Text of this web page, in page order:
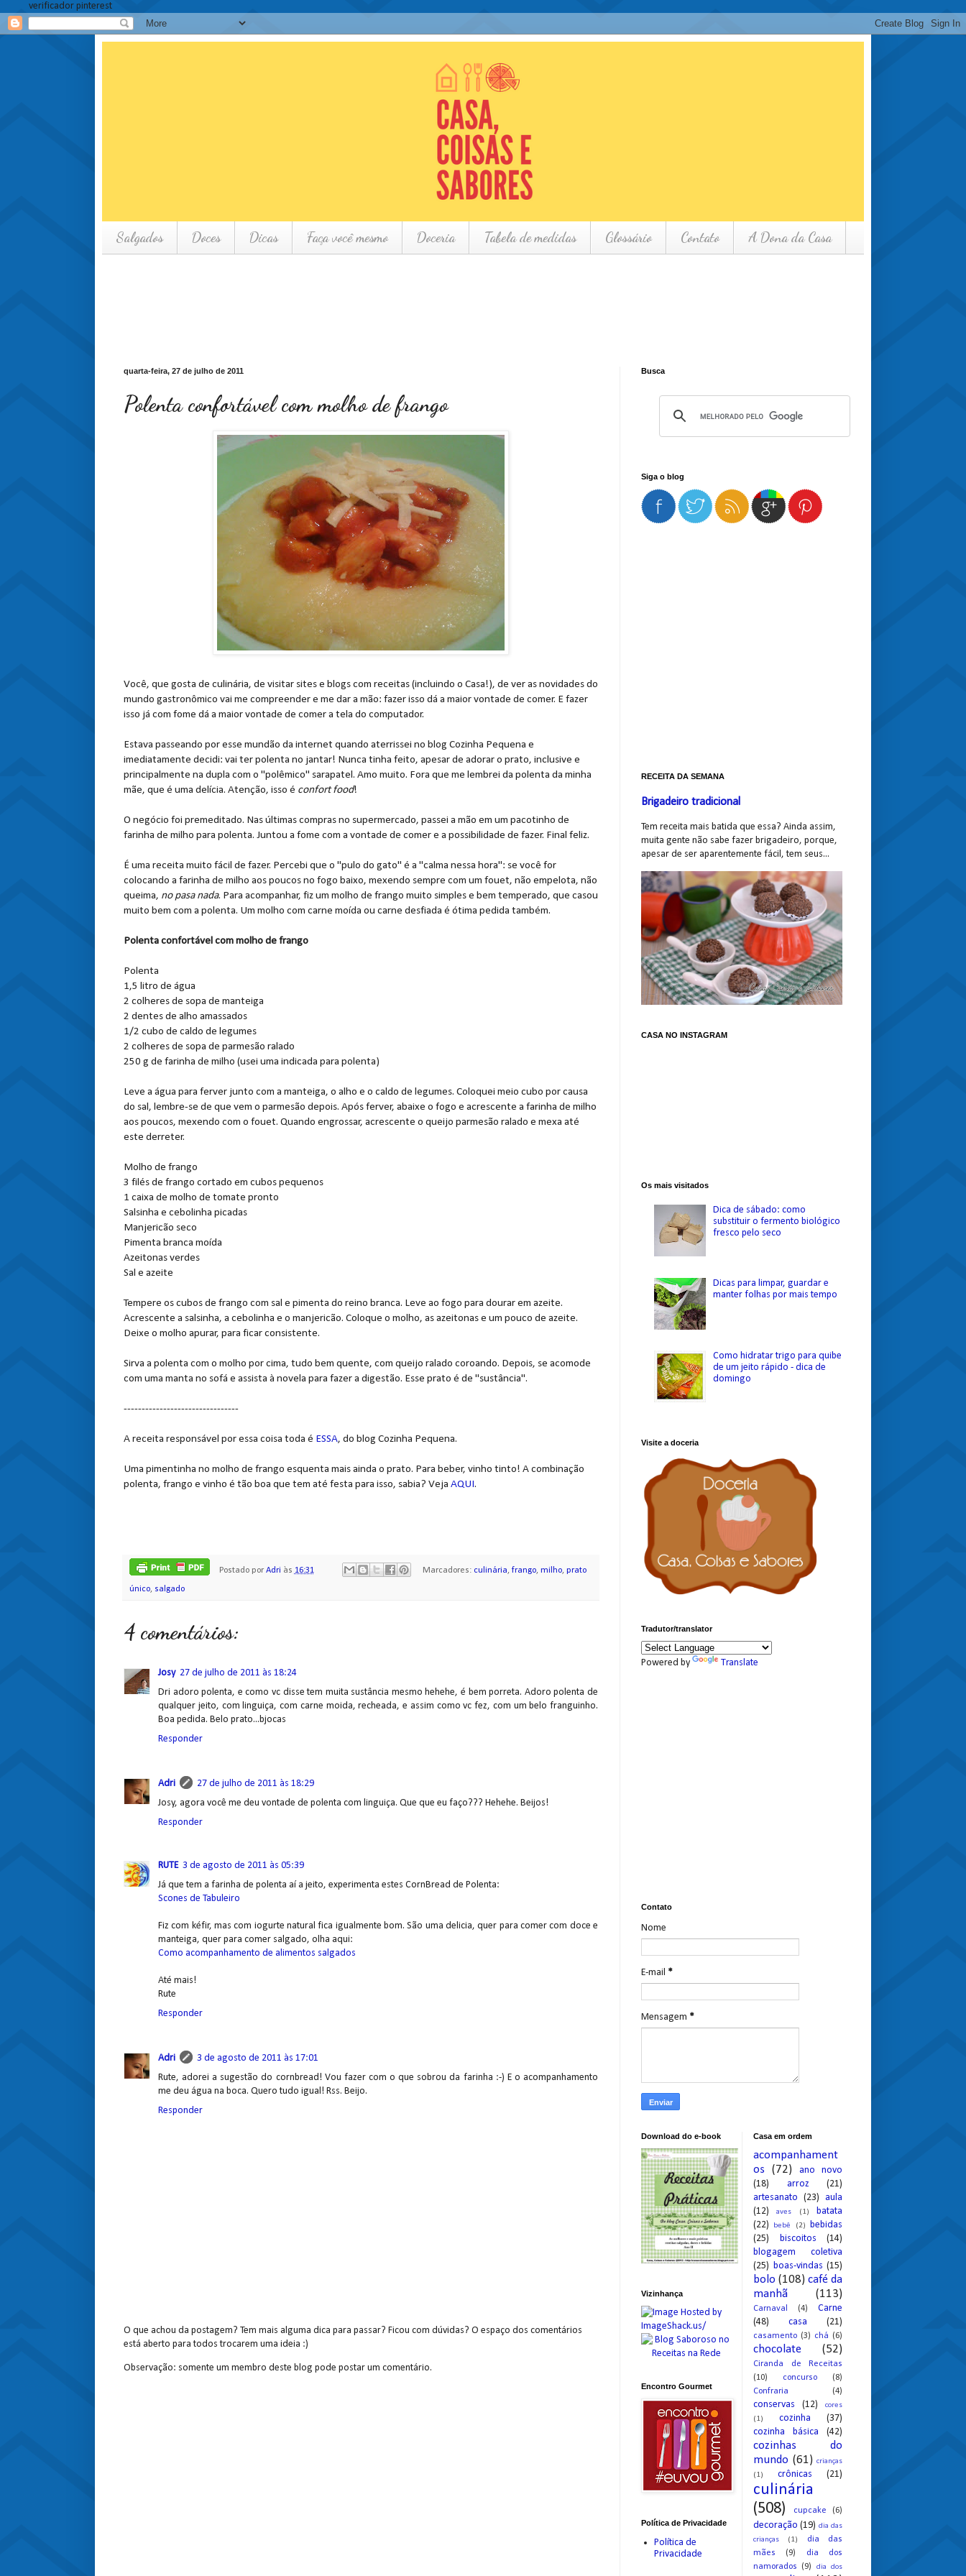
verificador pinterest
Salgados Doces Dicas Faça você mesmo Doceria Tabela de medidas Glossário Contato A Dona da Casa
quarta-feira, 27 de julho de 2011
Polenta confortável com molho de frango
Você, que gosta de culinária, de visitar sites e blogs com receitas (incluindo o Casa!), de ver as novidades do
mundo gastronômico vai me compreender e me dar a mão: fazer isso dá a maior vontade de comer. E fazer
isso já com fome dá a maior vontade de comer a tela do computador.
Estava passeando por esse mundão da internet quando aterrissei no blog Cozinha Pequena e
imediatamente decidi: vai ter polenta no jantar! Nunca tinha feito, apesar de adorar o prato, inclusive e
principalmente na dupla com o "polêmico" sarapatel. Amo muito. Fora que me lembrei da polenta da minha
mãe, que é uma delícia. Atenção, isso é confort food!
O negócio foi premeditado. Nas últimas compras no supermercado, passei a mão em um pacotinho de
farinha de milho para polenta. Juntou a fome com a vontade de comer e a possibilidade de fazer. Final feliz.
É uma receita muito fácil de fazer. Percebi que o "pulo do gato" é a "calma nessa hora": se você for
colocando a farinha de milho aos poucos no fogo baixo, mexendo sempre com um fouet, não empelota, não
queima, no pasa nada. Para acompanhar, fiz um molho de frango muito simples e bem temperado, que casou
muito bem com a polenta. Um molho com carne moída ou carne desfiada é ótima pedida também.
Polenta confortável com molho de frango
Polenta
1,5 litro de água
2 colheres de sopa de manteiga
2 dentes de alho amassados
1/2 cubo de caldo de legumes
2 colheres de sopa de parmesão ralado
250 g de farinha de milho (usei uma indicada para polenta)
Leve a água para ferver junto com a manteiga, o alho e o caldo de legumes. Coloquei meio cubo por causa
do sal, lembre-se de que vem o parmesão depois. Após ferver, abaixe o fogo e acrescente a farinha de milho
aos poucos, mexendo com o fouet. Quando engrossar, acrescente o queijo parmesão ralado e mexa até
este derreter.
Molho de frango
3 filés de frango cortado em cubos pequenos
1 caixa de molho de tomate pronto
Salsinha e cebolinha picadas
Manjericão seco
Pimenta branca moída
Azeitonas verdes
Sal e azeite
Tempere os cubos de frango com sal e pimenta do reino branca. Leve ao fogo para dourar em azeite.
Acrescente a salsinha, a cebolinha e o manjericão. Coloque o molho, as azeitonas e um pouco de azeite.
Deixe o molho apurar, para ficar consistente.
Sirva a polenta com o molho por cima, tudo bem quente, com queijo ralado coroando. Depois, se acomode
com uma manta no sofá e assista à novela para fazer a digestão. Esse prato é de "sustância".
--------------------------------
A receita responsável por essa coisa toda é ESSA, do blog Cozinha Pequena.
Uma pimentinha no molho de frango esquenta mais ainda o prato. Para beber, vinho tinto! A combinação
polenta, frango e vinho é tão boa que tem até festa para isso, sabia? Veja AQUI.
Postado por Adri às 16:31 Marcadores: culinária, frango, milho, prato
único, salgado
4 comentários:
Josy 27 de julho de 2011 às 18:24
Dri adoro polenta, e como vc disse tem muita sustância mesmo hehehe, é bem porreta. Adoro polenta de
qualquer jeito, com linguiça, com carne moida, recheada, e assim como vc fez, com um belo franguinho.
Boa pedida. Belo prato...bjocas
Responder
Adri
27 de julho de 2011 às 18:29
Josy, agora você me deu vontade de polenta com linguiça. Que que eu faço??? Hehehe. Beijos!
Responder
RUTE 3 de agosto de 2011 às 05:39
Já que tem a farinha de polenta aí a jeito, experimenta estes CornBread de Polenta:
Scones de Tabuleiro
Fiz com kéfir, mas com iogurte natural fica igualmente bom. São uma delicia, quer para comer com doce e
manteiga, quer para comer salgado, olha aqui:
Como acompanhamento de alimentos salgados
Até mais!
Rute
Responder
Adri
3 de agosto de 2011 às 17:01
Rute, adorei a sugestão do cornbread! Vou fazer com o que sobrou da farinha :-) E o acompanhamento
me deu água na boca. Quero tudo igual! Rss. Beijo.
Responder
O que achou da postagem? Tem mais alguma dica para passar? Ficou com dúvidas? O espaço dos comentários
está aberto para todos trocarem uma ideia :)
Observação: somente um membro deste blog pode postar um comentário.
Busca
Siga o blog
RECEITA DA SEMANA
Brigadeiro tradicional
Tem receita mais batida que essa? Ainda assim,
muita gente não sabe fazer brigadeiro, porque,
apesar de ser aparentemente fácil, tem seus...
CASA NO INSTAGRAM
Os mais visitados
Dica de sábado: como
substituir o fermento biológico
fresco pelo seco
Dicas para limpar, guardar e
manter folhas por mais tempo
Como hidratar trigo para quibe
de um jeito rápido - dica de
domingo
Visite a doceria
Tradutor/translator
Powered by Translate
Contato
Nome
E-mail *
Mensagem *
Download do e-book
Vizinhança
Encontro Gourmet
Política de Privacidade
Política de
Privacidade
Casa em ordem
acompanhament
os
(72)
ano novo
(18)
arroz
(21)
artesanato (23) aula
(12)
aves (1)
batata
(22)
bebê (2)
bebidas
(25)
biscoitos
(14)
blogagem coletiva
(25) boas-vindas (15)
bolo (108) café da
manhã
(113)
Carnaval (4)
Carne
(48)
casa (21)
casamento (3) chá (6)
chocolate (52)
Ciranda de Receitas
(10)
concurso
(8)
Confraria
(4)
conservas (12)
cores
(1)
cozinha
(37)
cozinha básica
(42)
cozinhas do
mundo (61) crianças
(1)
crônicas (21)
culinária
(508)
cupcake (6)
decoração (19) dia das
crianças
(1)
dia das
mães
(9)
dia dos
namorados
(9) dia dos